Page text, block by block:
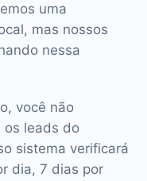
uma
mas nossos
nessa
você não
os leads do
sistema verificará
dia, 7 dias por